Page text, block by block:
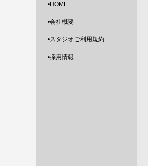
•HOME
•会社概要
•スタジオご利用規約
•採用情報